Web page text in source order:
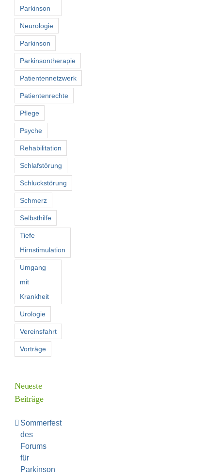
Parkinson
Neurologie
Parkinson
Parkinsontherapie
Patientennetzwerk
Patientenrechte
Pflege
Psyche
Rehabilitation
Schlafstörung
Schluckstörung
Schmerz
Selbsthilfe
Tiefe
Hirnstimulation
Umgang
mit
Krankheit
Urologie
Vereinsfahrt
Vorträge
Neueste
Beiträge
Sommerfest
des
Forums
für
Parkinson